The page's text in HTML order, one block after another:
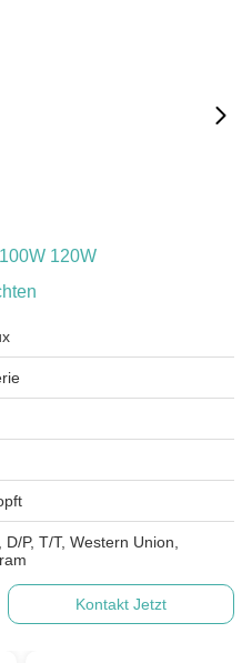
120W
D/P, T/T, Western Union,
Kontakt Jetzt